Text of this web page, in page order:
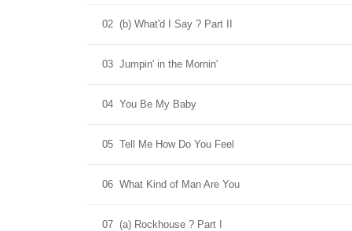
02 (b) What'd I Say ? Part II
03 Jumpin' in the Mornin'
04 You Be My Baby
05 Tell Me How Do You Feel
06 What Kind of Man Are You
07 (a) Rockhouse ? Part I